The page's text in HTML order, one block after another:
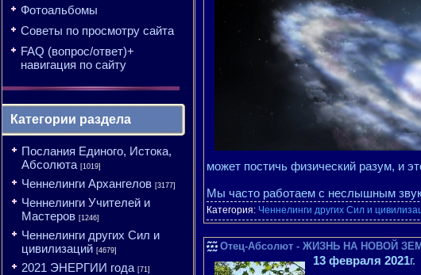
Фотоальбомы
Советы по просмотру сайта
FAQ (вопрос/ответ)+
навигация по сайту
Категории раздела
Послания Единого, Истока,
Абсолюта [1019]
Ченнелинги Архангелов [3177]
Ченнелинги Учителей и
Мастеров [1246]
Ченнелинги других Сил и
цивилизаций [4679]
2021 ЭНЕРГИИ года [71]
может постичь физический разум, и
Мы часто работаем с неслышным
Категория: Ченнелинги других Сил и
Отец-Абсолют - ЖИЗНЬ НА НОВОЙ
13 февраля 2021г.